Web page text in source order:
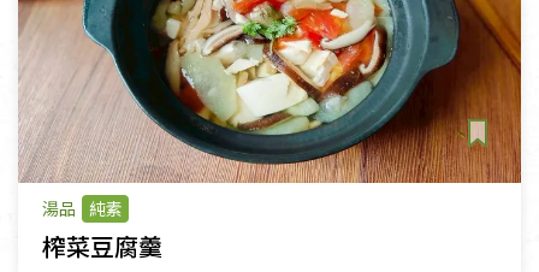
湯品 純素
榨菜豆腐羹